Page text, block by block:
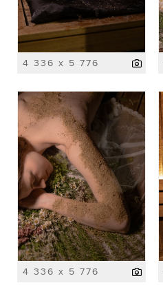
4 336 x 5 776
4 336 x 5 776